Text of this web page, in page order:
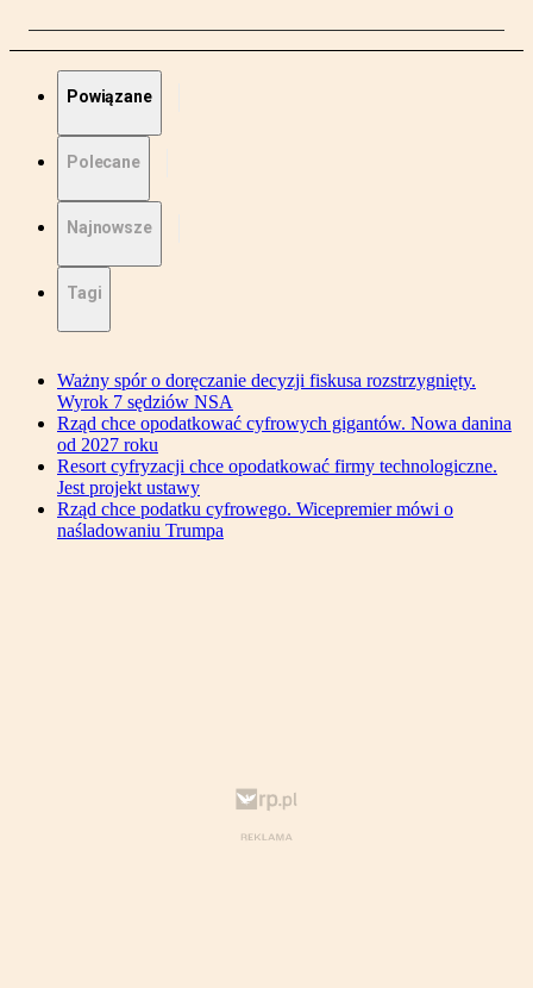
Powiązane
Polecane
Najnowsze
Tagi
Ważny spór o doręczanie decyzji fiskusa rozstrzygnięty.
Wyrok 7 sędziów NSA
Rząd chce opodatkować cyfrowych gigantów. Nowa danina
od 2027 roku
Resort cyfryzacji chce opodatkować firmy technologiczne.
Jest projekt ustawy
Rząd chce podatku cyfrowego. Wicepremier mówi o
naśladowaniu Trumpa